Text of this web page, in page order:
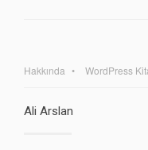
Hakkında WordPress
Ali Arslan